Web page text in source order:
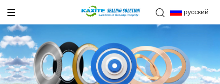
русский